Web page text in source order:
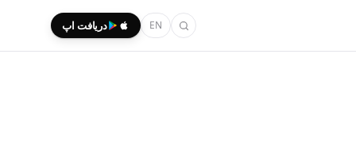
EN دریافت اپ